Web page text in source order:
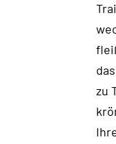
flei
zu